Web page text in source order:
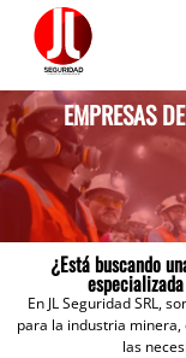
EMPRESAS
¿Está buscando
En JL Seguridad SRL,
para la industria
las